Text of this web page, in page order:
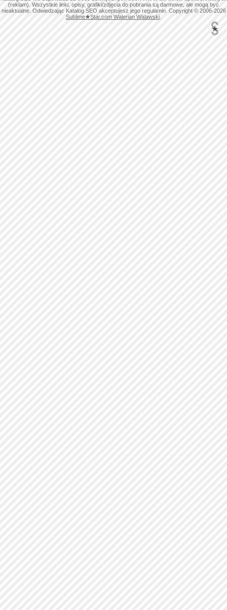
(reklam). Wszystkie linki, opisy, grafiki/zdjęcia do pobrania są darmowe, ale mogą być
nieaktualne. Odwiedzając Katalog SEO akceptujesz jego regulamin. Copyright © 2006-2026
Sublime★Star.com Walerian Walawski